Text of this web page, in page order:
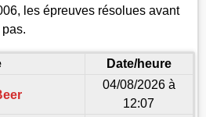
les épreuves résolues avant
Date/heure
04/08/2026 à
12:07